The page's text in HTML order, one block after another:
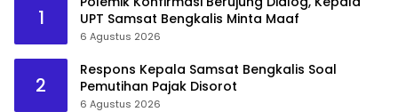
1
UPT Samsat Bengkalis Minta Maaf
6 Agustus 2026
2
Respons Kepala Samsat Bengkalis Soal
Pemutihan Pajak Disorot
6 Agustus 2026